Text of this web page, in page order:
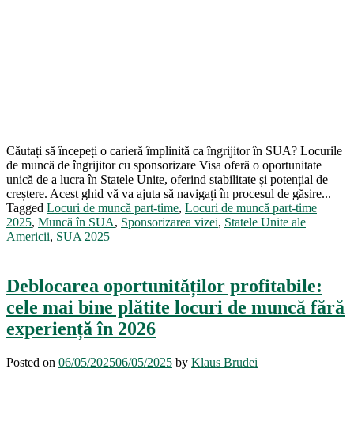
Căutați să începeți o carieră împlinită ca îngrijitor în SUA? Locurile
de muncă de îngrijitor cu sponsorizare Visa oferă o oportunitate
unică de a lucra în Statele Unite, oferind stabilitate și potențial de
creștere. Acest ghid vă va ajuta să navigați în procesul de găsire...
Tagged Locuri de muncă part-time, Locuri de muncă part-time
2025, Muncă în SUA, Sponsorizarea vizei, Statele Unite ale
Americii, SUA 2025
Deblocarea oportunităților profitabile:
cele mai bine plătite locuri de muncă fără
experiență în 2026
Posted on 06/05/202506/05/2025 by Klaus Brudei